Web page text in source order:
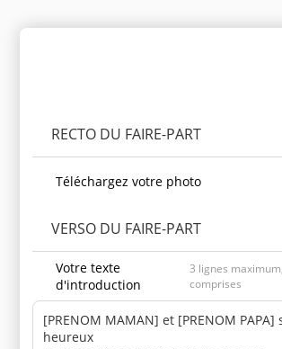
RECTO DU FAIRE-PART
Téléchargez votre photo
VERSO DU FAIRE-PART
Votre texte
d'introduction
3 lignes
comprises